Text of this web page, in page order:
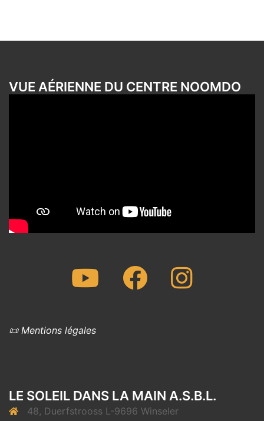
VUE AÉRIENNE DU CENTRE NOOMDO
Youtube Facebook
📜 Mentions légales
LE SOLEIL DANS LA MAIN A.S.B.L.
48, Duerfstrooss L-9696 Winseler